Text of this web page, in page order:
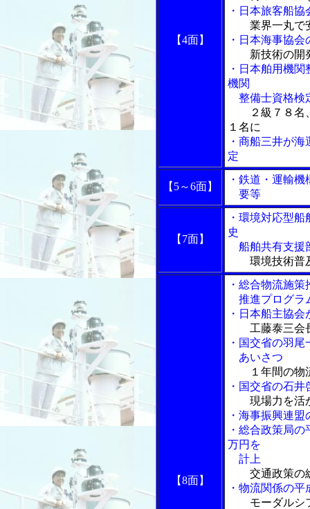
【4面】
・日本旅客船
業界一丸で
・日本海事協
新技術の開
・日本舶用機
機関
整備士資格検
２級７８
１名に
・商船三井が
定
【5～6面】
・鉄道・運輸
要等
【7面】
・環境対応型
史
船舶共有支援
環境技術普
【8面】
・総合物流施
推進プログラ
・日本船主協
工藤泰三会
・国交省の羽
あいさつ
１年間の物
・国交省の石
現場力を活
・海事振興連
・総合政策局
万円を
計上
交通政策の
・物流関係の
モーダルシ